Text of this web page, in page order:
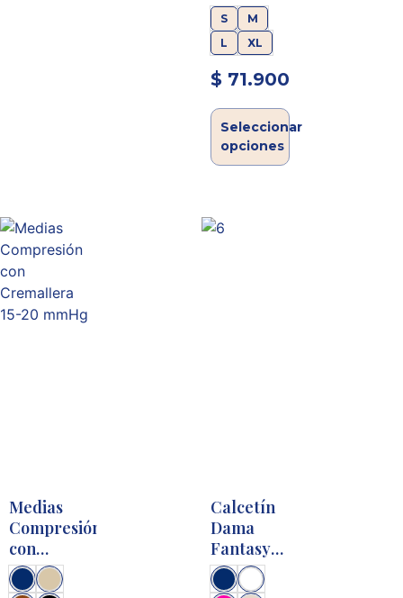
S
M
L
XL
$ 71.900
Seleccionar
opciones
Medias
Compresión
con
Cremallera
15-20
Calcetín
Dama
Fantasy
con
Diseño 15-